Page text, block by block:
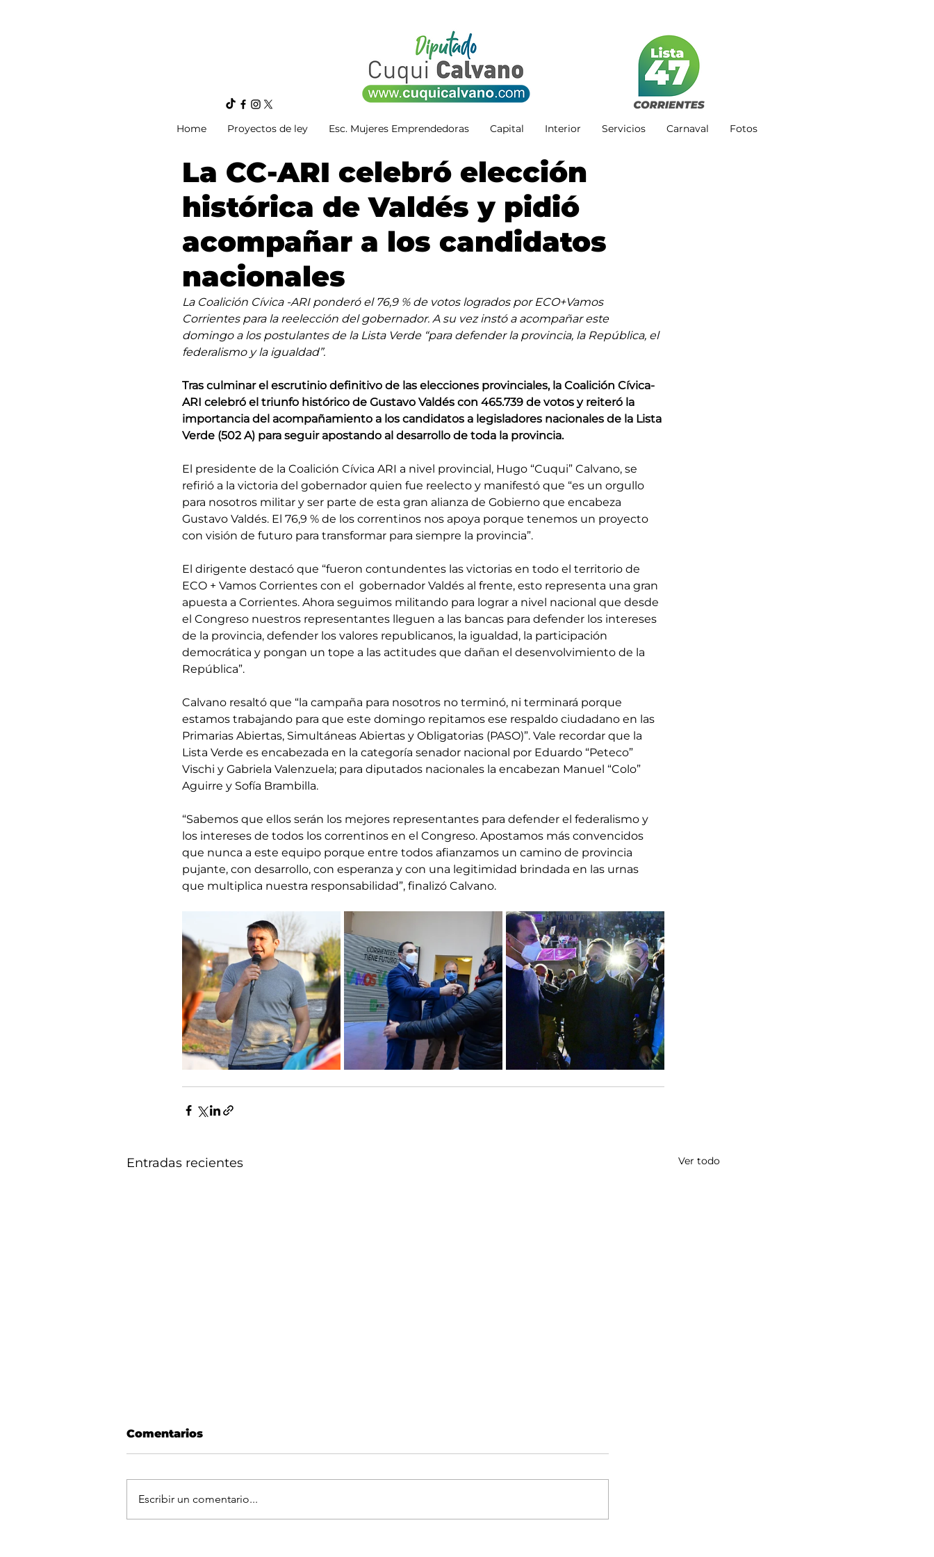
Home Proyectos de ley Esc. Mujeres Emprendedoras Capital Interior Servicios Carnaval Fotos
La CC-ARI celebró elección
histórica de Valdés y pidió
acompañar a los candidatos
nacionales
La Coalición Cívica -ARI ponderó el 76,9 % de votos logrados por ECO+Vamos
Corrientes para la reelección del gobernador. A su vez instó a acompañar este
domingo a los postulantes de la Lista Verde “para defender la provincia, la República, el
federalismo y la igualdad”.
Tras culminar el escrutinio definitivo de las elecciones provinciales, la Coalición Cívica-
ARI celebró el triunfo histórico de Gustavo Valdés con 465.739 de votos y reiteró la
importancia del acompañamiento a los candidatos a legisladores nacionales de la Lista
Verde (502 A) para seguir apostando al desarrollo de toda la provincia.
El presidente de la Coalición Cívica ARI a nivel provincial, Hugo “Cuqui” Calvano, se
refirió a la victoria del gobernador quien fue reelecto y manifestó que “es un orgullo
para nosotros militar y ser parte de esta gran alianza de Gobierno que encabeza
Gustavo Valdés. El 76,9 % de los correntinos nos apoya porque tenemos un proyecto
con visión de futuro para transformar para siempre la provincia”.
El dirigente destacó que “fueron contundentes las victorias en todo el territorio de
ECO + Vamos Corrientes con el  gobernador Valdés al frente, esto representa una gran
apuesta a Corrientes. Ahora seguimos militando para lograr a nivel nacional que desde
el Congreso nuestros representantes lleguen a las bancas para defender los intereses
de la provincia, defender los valores republicanos, la igualdad, la participación
democrática y pongan un tope a las actitudes que dañan el desenvolvimiento de la
República”.
Calvano resaltó que “la campaña para nosotros no terminó, ni terminará porque
estamos trabajando para que este domingo repitamos ese respaldo ciudadano en las
Primarias Abiertas, Simultáneas Abiertas y Obligatorias (PASO)”. Vale recordar que la
Lista Verde es encabezada en la categoría senador nacional por Eduardo “Peteco”
Vischi y Gabriela Valenzuela; para diputados nacionales la encabezan Manuel “Colo”
Aguirre y Sofía Brambilla.
“Sabemos que ellos serán los mejores representantes para defender el federalismo y
los intereses de todos los correntinos en el Congreso. Apostamos más convencidos
que nunca a este equipo porque entre todos afianzamos un camino de provincia
pujante, con desarrollo, con esperanza y con una legitimidad brindada en las urnas
que multiplica nuestra responsabilidad”, finalizó Calvano.
Entradas recientes Ver todo
Comentarios
Escribir un comentario...